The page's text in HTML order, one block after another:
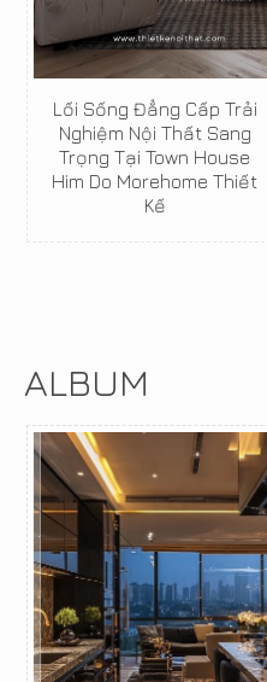
Lối Sống Đẳng Cấp Trải
Nghiệm Nội Thất Sang
Trọng Tại Town House
Him Do Morehome Thiết
Kế
ALBUM